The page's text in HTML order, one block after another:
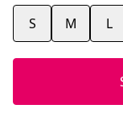
S M L